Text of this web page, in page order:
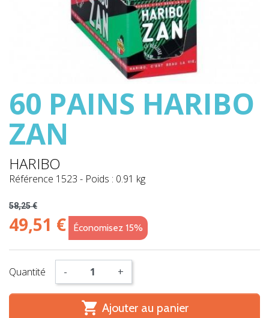
60 PAINS HARIBO
ZAN
HARIBO
Référence 1523 - Poids : 0.91 kg
58,25 €
49,51 € Économisez 15%
Quantité - +
 Ajouter au panier